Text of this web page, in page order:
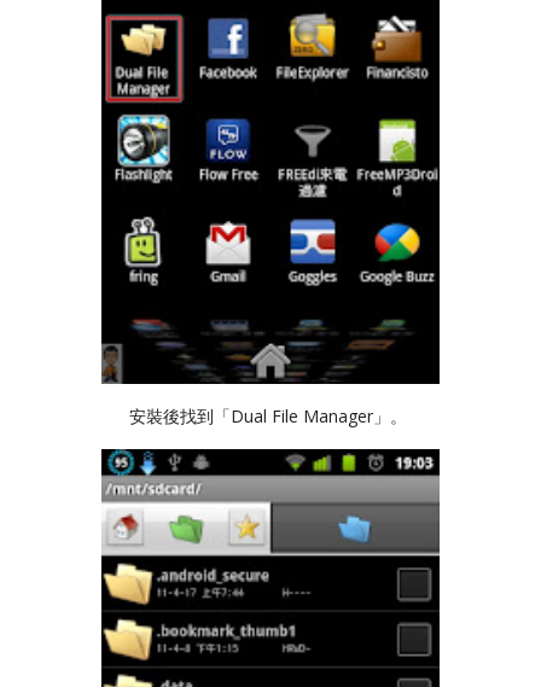
安裝後找到「Dual File Manager」。